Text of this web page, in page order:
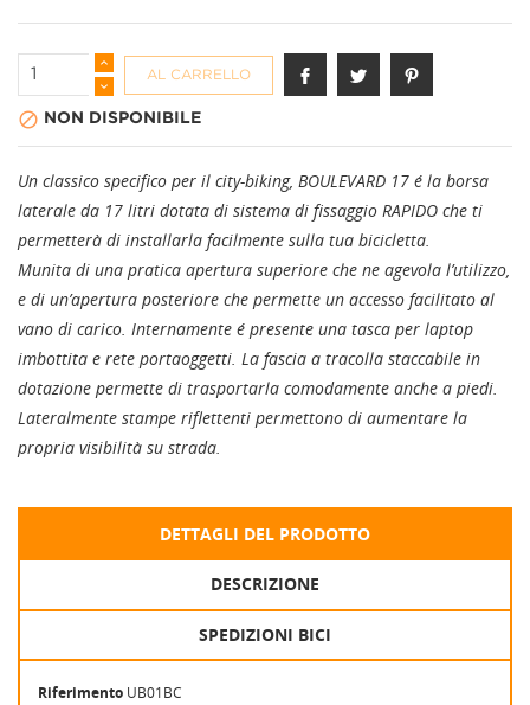
AL CARRELLO
 NON DISPONIBILE
Un classico specifico per il city-biking, BOULEVARD 17 é la borsa
laterale da 17 litri dotata di sistema di fissaggio RAPIDO che ti
permetterà di installarla facilmente sulla tua bicicletta.
Munita di una pratica apertura superiore che ne agevola l’utilizzo,
e di un’apertura posteriore che permette un accesso facilitato al
vano di carico. Internamente é presente una tasca per laptop
imbottita e rete portaoggetti. La fascia a tracolla staccabile in
dotazione permette di trasportarla comodamente anche a piedi.
Lateralmente stampe riflettenti permettono di aumentare la
propria visibilità su strada.
DETTAGLI DEL PRODOTTO
DESCRIZIONE
SPEDIZIONI BICI
Riferimento UB01BC